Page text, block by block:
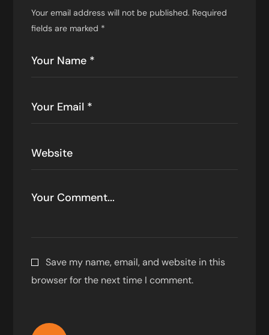
Your email address will not be published. Required
fields are marked *
Save my name, email, and website in this
browser for the next time I comment.